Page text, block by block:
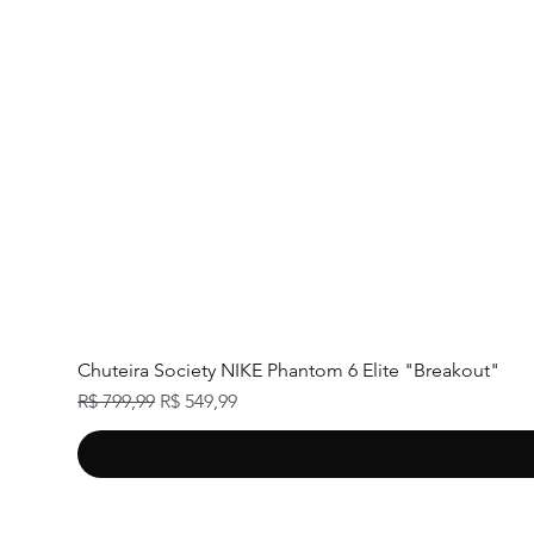
Chuteira Society NIKE Phantom 6 Elite "Breakout"
Preço normal
R$ 799,99 Preço promocional
R$ 549,99